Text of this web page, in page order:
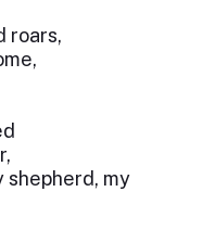
roars,
shepherd, my